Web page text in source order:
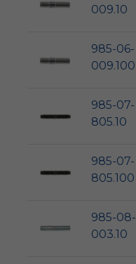
009.10
985-06-
009.100
985-07-
805.10
985-07-
805.100
985-08-
003.10